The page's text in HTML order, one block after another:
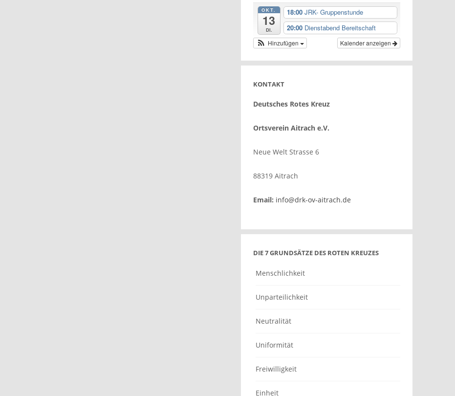
OKT.
13
Di.
18:00 JRK- Gruppenstunde
20:00 Dienstabend Bereitschaft
Kalender anzeigen
Hinzufügen
KONTAKT
Deutsches Rotes Kreuz
Ortsverein Aitrach e.V.
Neue Welt Strasse 6
88319 Aitrach
Email: info@drk-ov-aitrach.de
DIE 7 GRUNDSÄTZE DES ROTEN KREUZES
Menschlichkeit
Unparteilichkeit
Neutralität
Uniformität
Freiwilligkeit
Einheit